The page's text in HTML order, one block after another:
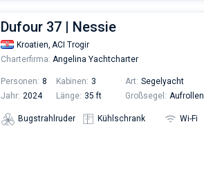
Dufour 37 | Nessie
Kroatien, ACI Trogir
Charterfirma: Angelina Yachtcharter
Personen: 8 Kabinen: 3 Art: Segelyacht
Jahr: 2024 Länge: 35 ft Großsegel: Aufrollen
Bugstrahlruder Kühlschrank Wi-Fi